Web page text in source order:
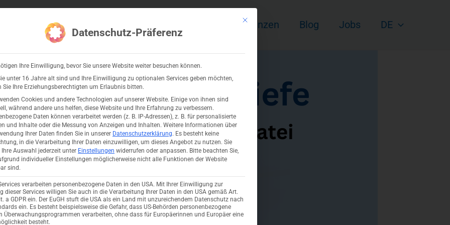
Adobe InDesign Server Referenzen Blog Jobs DE
Mit diesem Button wird der Dialog geschlossen. Seine Funktionalität ist
Datenschutz-Präferenz
Ihre Einwilligung, bevor Sie unsere Website weiter besuchen können.
unter 16 Jahre alt sind und Ihre Einwilligung zu optionalen Services geben möchten,
Sie Ihre Erziehungsberechtigten um Erlaubnis bitten.
Cookies und andere Technologien auf unserer Website. Einige von ihnen sind
während andere uns helfen, diese Website und Ihre Erfahrung zu verbessern.
Daten können verarbeitet werden (z. B. IP-Adressen), z. B. für personalisierte
und Inhalte oder die Messung von Anzeigen und Inhalten. Weitere Informationen über
Ihrer Daten finden Sie in unserer Datenschutzerklärung. Es besteht keine
in die Verarbeitung Ihrer Daten einzuwilligen, um dieses Angebot zu nutzen. Sie
Ihre Auswahl jederzeit unter Einstellungen widerrufen oder anpassen. Bitte beachten Sie,
individueller Einstellungen möglicherweise nicht alle Funktionen der Website
sind.
verarbeiten personenbezogene Daten in den USA. Mit Ihrer Einwilligung zur
dieser Services willigen Sie auch in die Verarbeitung Ihrer Daten in den USA gemäß Art.
a GDPR ein. Der EuGH stuft die USA als ein Land mit unzureichendem Datenschutz nach
ein. Es besteht beispielsweise die Gefahr, dass US-Behörden personenbezogene
Überwachungsprogrammen verarbeiten, ohne dass für Europäerinnen und Europäer eine
besteht.